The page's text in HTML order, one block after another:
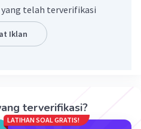
yang telah terverifikasi
Iklan
terverifikasi?
LATIHAN SOAL GRATIS!